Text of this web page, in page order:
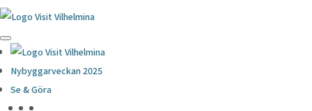
Nybyggarveckan 2025
Se & Göra